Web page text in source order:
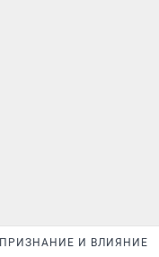
ПРИЗНАНИЕ И ВЛИЯНИЕ